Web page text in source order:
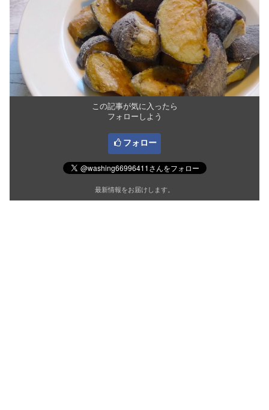
この記事が気に入ったら
フォローしよう
フォロー
最新情報をお届けします。